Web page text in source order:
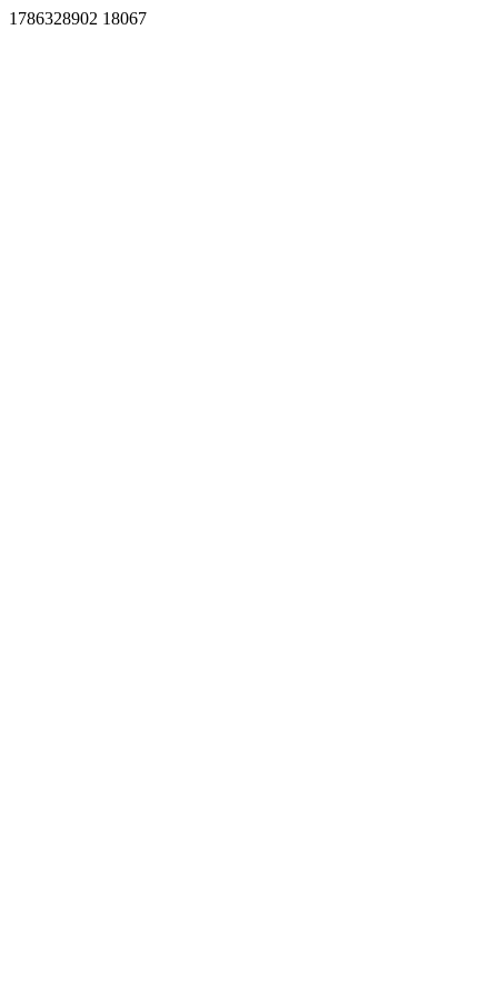
1786328902 18067